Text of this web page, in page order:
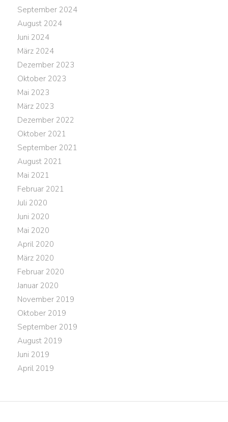
September 2024
August 2024
Juni 2024
März 2024
Dezember 2023
Oktober 2023
Mai 2023
März 2023
Dezember 2022
Oktober 2021
September 2021
August 2021
Mai 2021
Februar 2021
Juli 2020
Juni 2020
Mai 2020
April 2020
März 2020
Februar 2020
Januar 2020
November 2019
Oktober 2019
September 2019
August 2019
Juni 2019
April 2019